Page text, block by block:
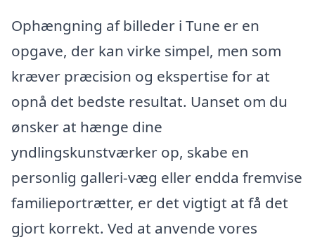
Ophængning af billeder i Tune er en
opgave, der kan virke simpel, men som
kræver præcision og ekspertise for at
opnå det bedste resultat. Uanset om du
ønsker at hænge dine
yndlingskunstværker op, skabe en
personlig galleri-væg eller endda fremvise
familieportrætter, er det vigtigt at få det
gjort korrekt. Ved at anvende vores